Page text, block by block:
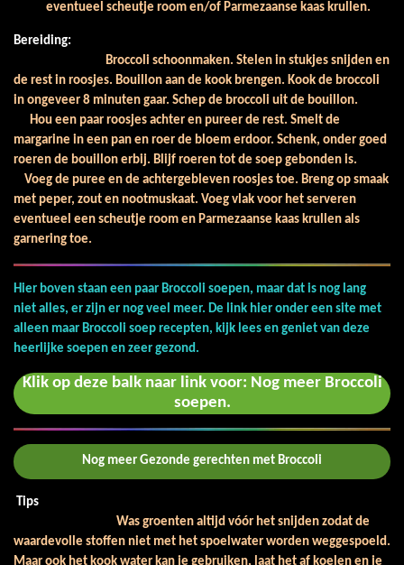
eventueel scheutje room en/of Parmezaanse kaas krullen.
Bereiding:
Broccoli schoonmaken. Stelen in stukjes snijden en
de rest in roosjes. Bouillon aan de kook brengen. Kook de broccoli
in ongeveer 8 minuten gaar. Schep de broccoli uit de bouillon.
Hou een paar roosjes achter en pureer de rest. Smelt de
margarine in een pan en roer de bloem erdoor. Schenk, onder goed
roeren de bouillon erbij. Blijf roeren tot de soep gebonden is.
Voeg de puree en de achtergebleven roosjes toe. Breng op smaak
met peper, zout en nootmuskaat. Voeg vlak voor het serveren
eventueel een scheutje room en Parmezaanse kaas krullen als
garnering toe.
Hier boven staan een paar Broccoli soepen, maar dat is nog lang
niet alles, er zijn er nog veel meer. De link hier onder een site met
alleen maar Broccoli soep recepten, kijk lees en geniet van deze
heerlijke soepen en zeer gezond.
Klik op deze balk naar link voor: Nog meer Broccoli
soepen.
Nog meer Gezonde gerechten met Broccoli
Tips
Was groenten altijd vóór het snijden zodat de
waardevolle stoffen niet met het spoelwater worden weggespoeld.
Maar ook het kook water kan je gebruiken, laat het af koelen en je